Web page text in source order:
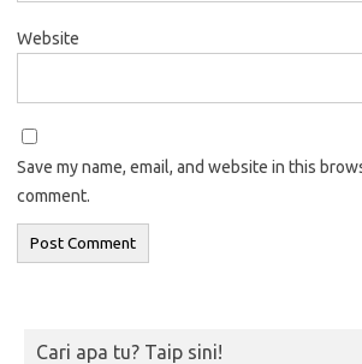
Website
Save my name, email, and website in this
comment.
Cari apa tu? Taip sini!